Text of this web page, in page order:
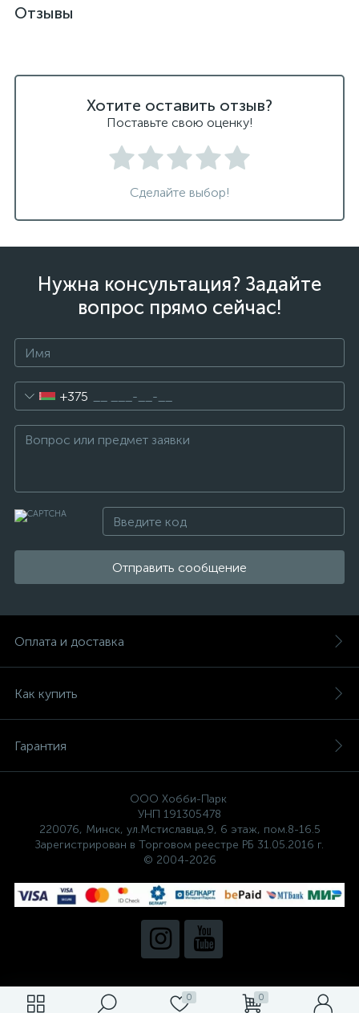
0 0
Отзывы
Хотите оставить отзыв?
Поставьте свою оценку!
Сделайте выбор!
Нужна консультация? Задайте
вопрос прямо сейчас!
+375
Отправить сообщение
Оплата и доставка
Как купить
Гарантия
ООО Хобби-Парк
УНП 191305478
220076, Минск, ул.Мстиславца,9, 6 этаж, пом.8-16.5
Зарегистрирован в Торговом реестре РБ 31.05.2016 г.
© 2004-2026